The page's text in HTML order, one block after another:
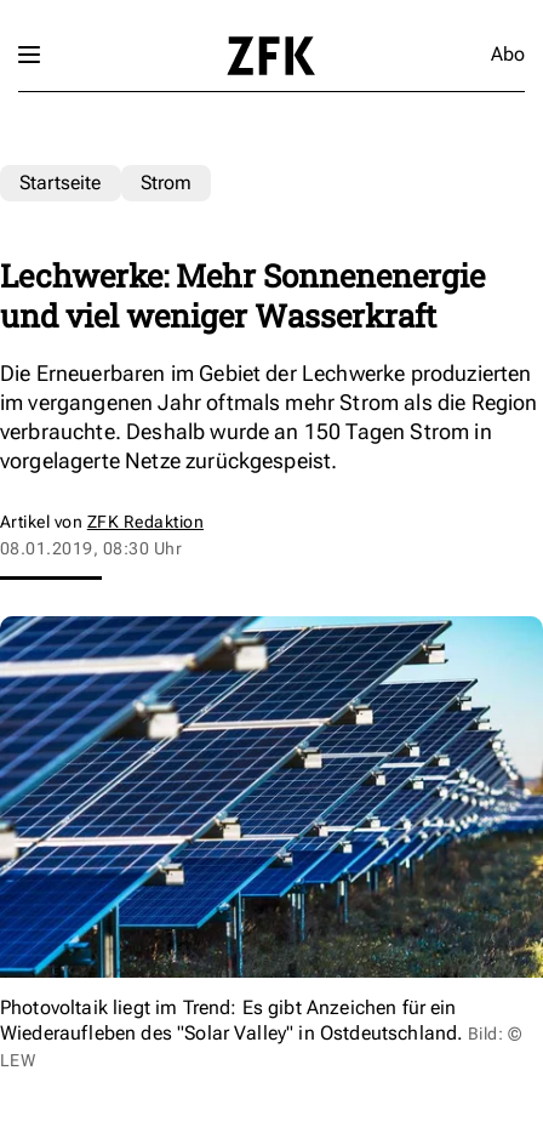
Abo
Startseite Strom
Lechwerke: Mehr Sonnenenergie
und viel weniger Wasserkraft
Die Erneuerbaren im Gebiet der Lechwerke produzierten
im vergangenen Jahr oftmals mehr Strom als die Region
verbrauchte. Deshalb wurde an 150 Tagen Strom in
vorgelagerte Netze zurückgespeist.
Artikel von ZFK Redaktion
08.01.2019, 08:30 Uhr
Photovoltaik liegt im Trend: Es gibt Anzeichen für ein
Wiederaufleben des "Solar Valley" in Ostdeutschland. Bild: ©
LEW